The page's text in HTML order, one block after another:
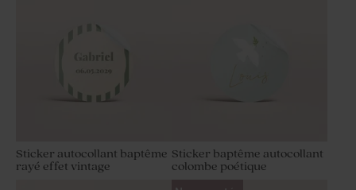
Fiole en verre baptême et
Sticker autocollant baptême
rayé effet vintage
Sticker baptême autocollant
colombe poétique